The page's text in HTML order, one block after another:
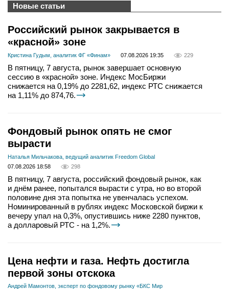
Новые статьи
Российский рынок закрывается в
«красной» зоне
Кристина Гудым, аналитик ФГ «Финам» 07.08.2026 19:35 229
В пятницу, 7 августа, рынок завершает основную
сессию в «красной» зоне. Индекс МосБиржи
снижается на 0,19% до 2281,62, индекс РТС снижается
на 1,11% до 874,76.
Фондовый рынок опять не смог
вырасти
Наталья Мильчакова, ведущий аналитик Freedom Global
07.08.2026 18:58
298
В пятницу, 7 августа, российский фондовый рынок, как
и днём ранее, попытался вырасти с утра, но во второй
половине дня эта попытка не увенчалась успехом.
Номинированный в рублях индекс Московской биржи к
вечеру упал на 0,3%, опустившись ниже 2280 пунктов,
а долларовый РТС - на 1,2%.
Цена нефти и газа. Нефть достигла
первой зоны отскока
Андрей Мамонтов, эксперт по фондовому рынку «БКС Мир